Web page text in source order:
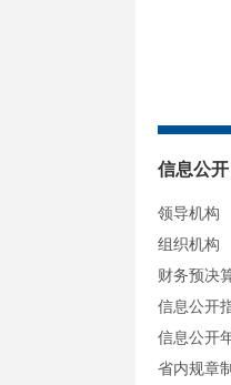
信息公开
领导机构
组织机构
财务预决
信息公开
信息公开
省内规章